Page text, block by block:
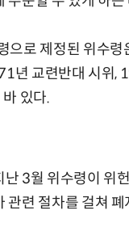
으로 제정된 위수
년 교련반대 시위,
있다.
3월 위수령이 위
관련 절차를 걸쳐